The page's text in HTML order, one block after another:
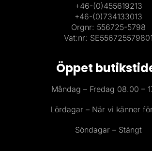
+46-(0)455619213
+46-(0)734133013
Orgnr: 556725-5798
Vat:nr: SE556725579801
Öppet
Måndag – Fredag 08.00 –
Lördagar – När vi känner
Söndagar – Stängt